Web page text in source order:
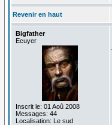
Revenir en haut
Bigfather
Ecuyer
Inscrit le: 01 Aoû 2008
Messages: 44
Localisation: Le sud